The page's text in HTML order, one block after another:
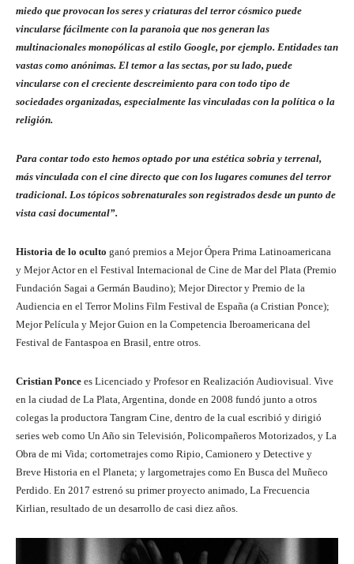
miedo que provocan los seres y criaturas del terror cósmico puede
vincularse fácilmente con la paranoia que nos generan las
multinacionales monopólicas al estilo Google, por ejemplo. Entidades tan
vastas como anónimas. El temor a las sectas, por su lado, puede
vincularse con el creciente descreimiento para con todo tipo de
sociedades organizadas, especialmente las vinculadas con la política o la
religión.
Para contar todo esto hemos optado por una estética sobria y terrenal,
más vinculada con el cine directo que con los lugares comunes del terror
tradicional. Los tópicos sobrenaturales son registrados desde un punto de
vista casi documental”.
Historia de lo oculto ganó premios a Mejor Ópera Prima Latinoamericana
y Mejor Actor en el Festival Internacional de Cine de Mar del Plata (Premio
Fundación Sagai a Germán Baudino); Mejor Director y Premio de la
Audiencia en el Terror Molins Film Festival de España (a Cristian Ponce);
Mejor Película y Mejor Guion en la Competencia Iberoamericana del
Festival de Fantaspoa en Brasil, entre otros.
Cristian Ponce es Licenciado y Profesor en Realización Audiovisual. Vive
en la ciudad de La Plata, Argentina, donde en 2008 fundó junto a otros
colegas la productora Tangram Cine, dentro de la cual escribió y dirigió
series web como Un Año sin Televisión, Policompañeros Motorizados, y La
Obra de mi Vida; cortometrajes como Ripio, Camionero y Detective y
Breve Historia en el Planeta; y largometrajes como En Busca del Muñeco
Perdido. En 2017 estrenó su primer proyecto animado, La Frecuencia
Kirlian, resultado de un desarrollo de casi diez años.